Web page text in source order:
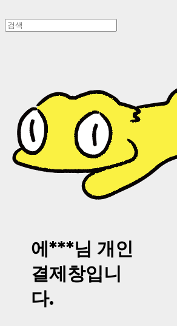
에***님 개인
결제창입니
다.